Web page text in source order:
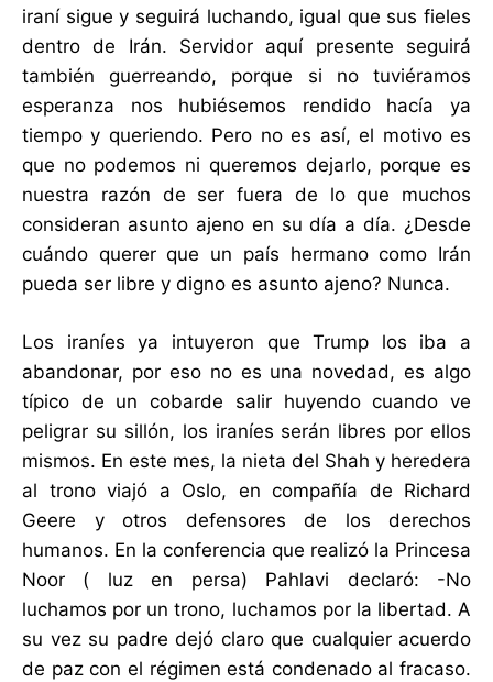
iraní sigue y seguirá luchando, igual que sus fieles
dentro de Irán. Servidor aquí presente seguirá
también guerreando, porque si no tuviéramos
esperanza nos hubiésemos rendido hacía ya
tiempo y queriendo. Pero no es así, el motivo es
que no podemos ni queremos dejarlo, porque es
nuestra razón de ser fuera de lo que muchos
consideran asunto ajeno en su día a día. ¿Desde
cuándo querer que un país hermano como Irán
pueda ser libre y digno es asunto ajeno? Nunca.
Los iraníes ya intuyeron que Trump los iba a
abandonar, por eso no es una novedad, es algo
típico de un cobarde salir huyendo cuando ve
peligrar su sillón, los iraníes serán libres por ellos
mismos. En este mes, la nieta del Shah y heredera
al trono viajó a Oslo, en compañía de Richard
Geere y otros defensores de los derechos
humanos. En la conferencia que realizó la Princesa
Noor ( luz en persa) Pahlavi declaró: -No
luchamos por un trono, luchamos por la libertad. A
su vez su padre dejó claro que cualquier acuerdo
de paz con el régimen está condenado al fracaso.